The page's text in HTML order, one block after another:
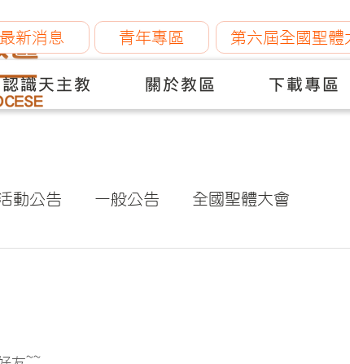
最新消息 青年專區 第六屆全國聖體
認識天主教 關於教區 下載專區
動公告 一般公告 全國聖體大會